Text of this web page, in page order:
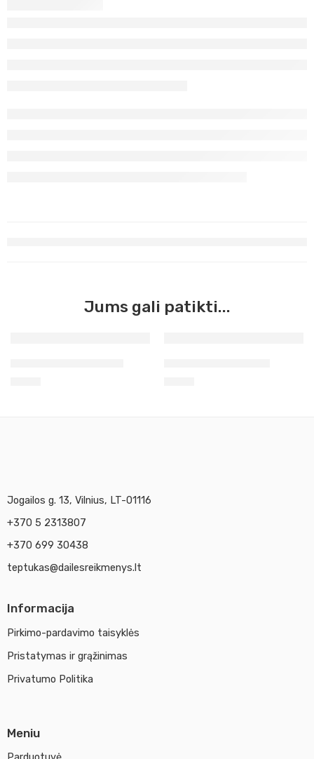
Jums gali patikti...
Jogailos g. 13, Vilnius, LT-01116
+370 5 2313807
+370 699 30438
teptukas@dailesreikmenys.lt
Informacija
Pirkimo-pardavimo taisyklės
Pristatymas ir grąžinimas
Privatumo Politika
Meniu